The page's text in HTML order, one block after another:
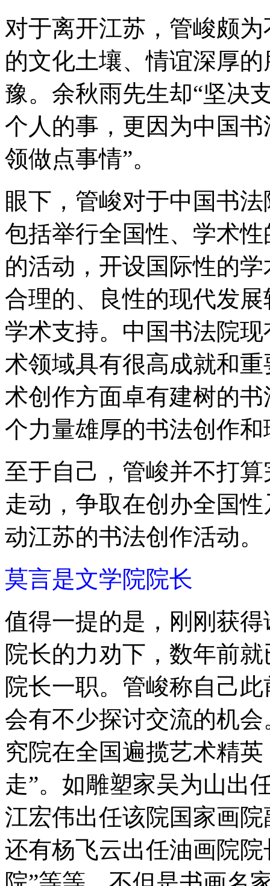
对于离开江苏，管峻颇
的文化土壤、情谊深厚
豫。余秋雨先生却“坚决
个人的事，更因为中国
领做点事情”。
眼下，管峻对于中国书
包括举行全国性、学术
的活动，开设国际性的
合理的、良性的现代发
学术支持。中国书法院
术领域具有很高成就和
术创作方面卓有建树的
个力量雄厚的书法创作
至于自己，管峻并不打
走动，争取在创办全国
动江苏的书法创作活动。
莫言是文学院院长
值得一提的是，刚刚获
院长的力劝下，数年前
院长一职。管峻称自己
会有不少探讨交流的机
究院在全国遍揽艺术精
走”。如雕塑家吴为山出
江宏伟出任该院国家画
还有杨飞云出任油画院